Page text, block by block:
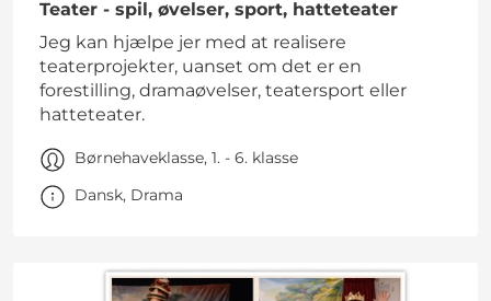
Teater - spil, øvelser, sport, hatteteater
Jeg kan hjælpe jer med at realisere
teaterprojekter, uanset om det er en
forestilling, dramaøvelser, teatersport eller
hatteteater.
Børnehaveklasse, 1. - 6. klasse
Dansk, Drama